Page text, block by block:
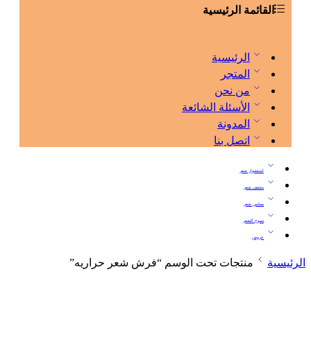
القائمة الرئيسية
الرئيسية
المتجر
من نحن
الأسئلة الشائعة
المدونة
اتصل بنا
استشوار شعر
مجفف شعر
مملس شعر
مموج الشعر
عروض
الرئيسية منتجات تحت الوسم “فرش شعر حراريه”